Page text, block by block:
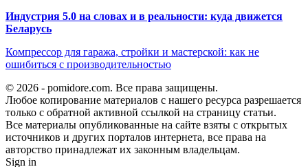
Индустрия 5.0 на словах и в реальности: куда движется
Беларусь
Компрессор для гаража, стройки и мастерской: как не
ошибиться с производительностью
© 2026 - pomidore.com. Все права защищены.
Любое копирование материалов с нашего ресурса разрешается
только с обратной активной ссылкой на страницу статьи.
Все материалы опубликованные на сайте взяты с открытых
источников и других порталов интернета, все права на
авторство принадлежат их законным владельцам.
Sign in